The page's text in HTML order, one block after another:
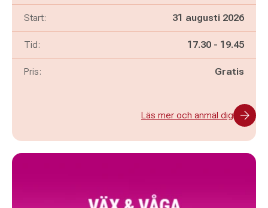
Start: 31 augusti 2026
Tid: Pågår mellan
17.30 - och
19.45
Pris: Gratis
Läs mer och anmäl dig